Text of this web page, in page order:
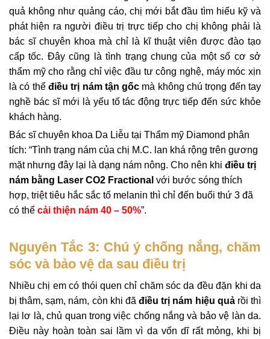
quả không như quảng cáo, chị mới bắt đầu tìm hiểu kỹ và
phát hiện ra người điều trị trực tiếp cho chị không phải là
bác sĩ chuyên khoa mà chỉ là kĩ thuật viên được đào tạo
cấp tốc. Đây cũng là tình trạng chung của một số cơ sở
thẩm mỹ cho rằng chỉ việc đầu tư công nghệ, máy móc xịn
là có thể điều trị nám tận gốc mà không chú trọng đến tay
nghề bác sĩ mới là yếu tố tác động trực tiếp đến sức khỏe
khách hàng.
Bác sĩ chuyên khoa Da Liễu tại Thẩm mỹ Diamond phân
tích: “Tình trạng nám của chị M.C. lan khá rộng trên gương
mặt nhưng đây lại là dạng nám nông. Cho nên khi điều trị
nám bằng Laser CO2 Fractional với bước sóng thích
hợp, triệt tiêu hắc sắc tố melanin thì chỉ đến buổi thứ 3 đã
có thể cải thiện nám 40 – 50%”.
Nguyên Tắc 3: Chú ý chống nắng, chăm
sóc và bảo vệ da sau điều trị
Nhiều chị em có thói quen chỉ chăm sóc da đều đặn khi da
bị thâm, sạm, nám, còn khi đãđiều trị nám hiệu quảrồi thì
lại lơ là, chủ quan trong việc chống nắng và bảo vệ làn da.
Điều này hoàn toàn sai lầm vì da vốn dĩ rất mỏng, khi bị